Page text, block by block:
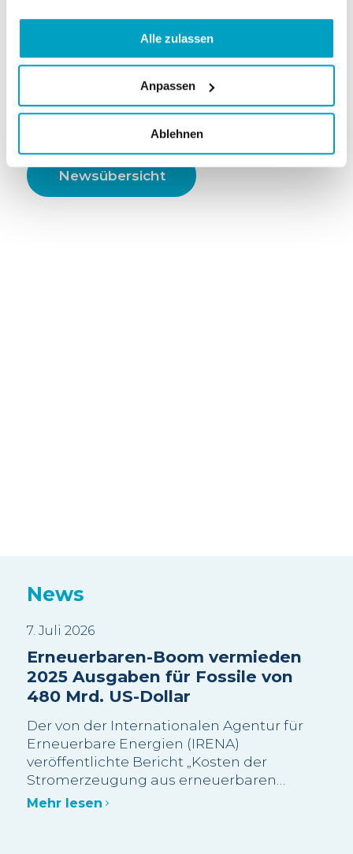
Alle zulassen
Anpassen
Ablehnen
Comedian Michael Elsener moderiert
den ersten Tag und lädt zur «grossen
PV-Debatte: Praxis trifft Politik»
Weiter Infos und Anmeldung >>
Text:Swissolar
Newsübersicht
News
7. Juli 2026
Erneuerbaren-Boom vermieden
2025 Ausgaben für Fossile von
480 Mrd. US-Dollar
Der von der Internationalen Agentur für
Erneuerbare Energien (IRENA)
veröffentlichte Bericht „Kosten der
Stromerzeugung aus erneuerbaren
Energien im Jahr 2025“ schätzt, dass mehr
Mehr lesen